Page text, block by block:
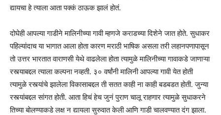
द्यायचा हे त्याला आता पक्कं ठाऊक झालं होतं.
दोघेही आपल्या गाडीने मालिनीच्या गावी म्हणजे कराडच्या दिशेने जात होते. सुधाकर
पहिल्यांदाच या भागात आला होता कारण मराठी भाषिक असला तरी लहानपणापासून
तो उत्तर भारतात वाराणसी येथे वाढलेला होता त्यामुळे मालिनीच्या गावाकडे जाणाऱ्या
रस्त्याबद्दल त्याला कल्पना नव्हती. ३० वर्षांनी मालिनी आपल्या गावी येत होती
त्यामुळे रस्त्यांचे झालेला विकासाबद्दल ती सतत काही ना काही बडबडत होती. जुन्या
रस्त्यांबद्दल सांगत होती. आता हिचं हेच जुनं पुराण चालू राहणार त्यामुळे सुधाकरने
तिच्या बोलण्याकडे लक्ष न द्यायला सुरुवात केली आणि गाडी चालवण्यात दंग झाला.